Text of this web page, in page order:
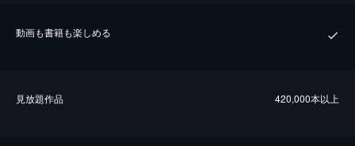
動画も書籍も楽しめる
⾒放題作品 420,000本以上